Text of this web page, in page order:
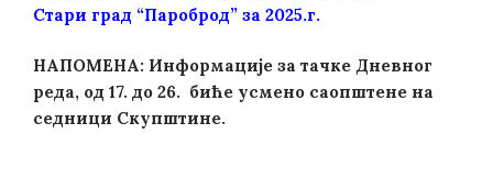
Стари град “Пароброд” за 2025.г.
НАПОМЕНА: Информације за тачке Дневног
реда, од 17. до 26. биће усмено саопштене на
седници Скупштине.